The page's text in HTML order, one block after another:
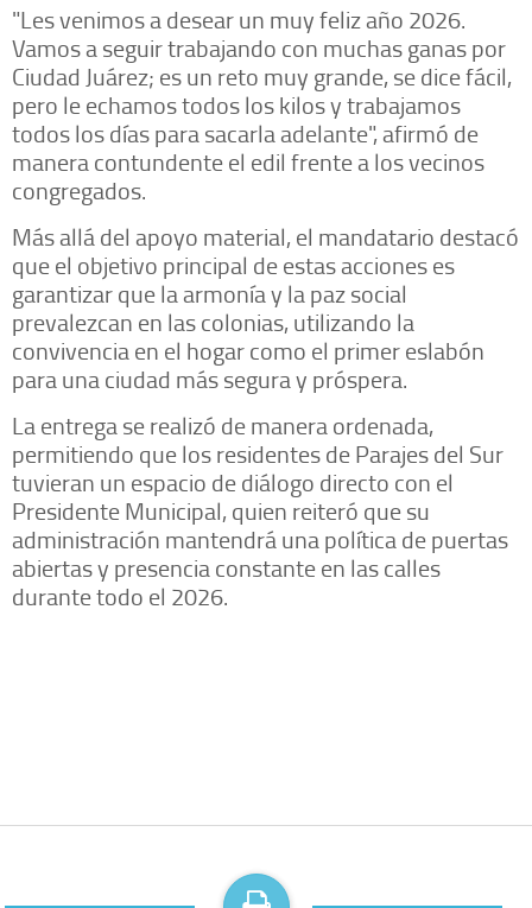
"Les venimos a desear un muy feliz año 2026.
Vamos a seguir trabajando con muchas ganas por
Ciudad Juárez; es un reto muy grande, se dice fácil,
pero le echamos todos los kilos y trabajamos
todos los días para sacarla adelante", afirmó de
manera contundente el edil frente a los vecinos
congregados.
Más allá del apoyo material, el mandatario destacó
que el objetivo principal de estas acciones es
garantizar que la armonía y la paz social
prevalezcan en las colonias, utilizando la
convivencia en el hogar como el primer eslabón
para una ciudad más segura y próspera.
La entrega se realizó de manera ordenada,
permitiendo que los residentes de Parajes del Sur
tuvieran un espacio de diálogo directo con el
Presidente Municipal, quien reiteró que su
administración mantendrá una política de puertas
abiertas y presencia constante en las calles
durante todo el 2026.